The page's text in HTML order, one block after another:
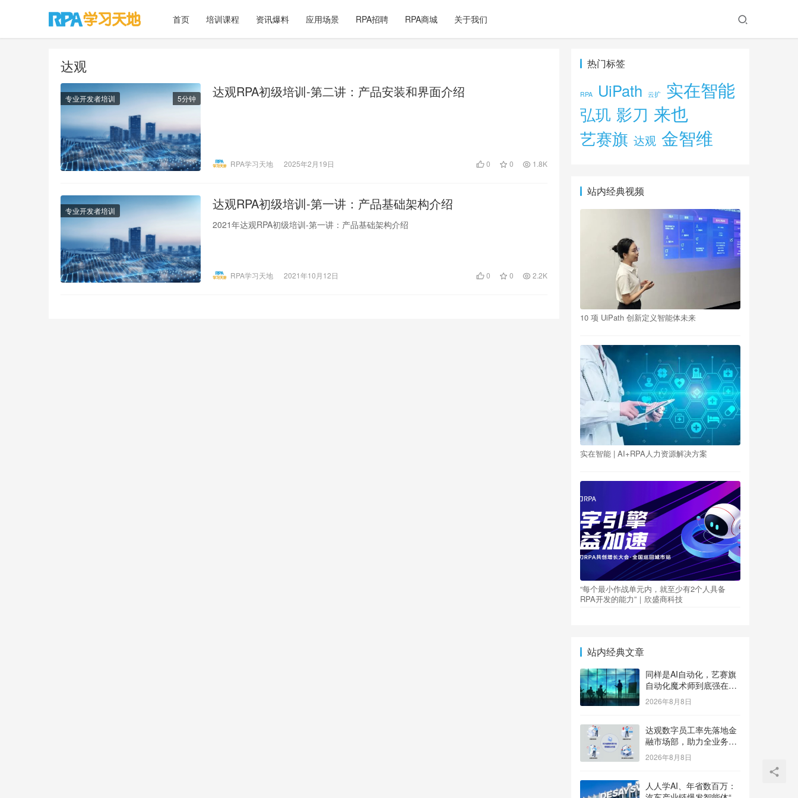
首页 培训课程 资讯爆料 应用场景 RPA招聘 RPA商城 关于我们
达观
专业开发者培训 5分钟 达观RPA初级培训-第二讲：产品安装和界面介绍
RPA学习天地 2025年2月19日 0 0 1.8K
专业开发者培训 达观RPA初级培训-第一讲：产品基础架构介绍
2021年达观RPA初级培训-第一讲：产品基础架构介绍
RPA学习天地 2021年10月12日 0 0 2.2K
热门标签
RPA UiPath 云扩 实在智能
弘玑 影刀 来也
艺赛旗 达观 金智维
站内经典视频
10 项 UiPath 创新定义智能体未来
实在智能 | AI+RPA人力资源解决方案
“每个最小作战单元内，就至少有2个人具备
RPA开发的能力”｜欣盛商科技
站内经典文章
同样是AI自动化，艺赛旗
自动化魔术师到底强在
哪？
2026年8月8日
达观数字员工率先落地金
融市场部，助力全业务场
景高效精准更安全
2026年8月8日
人人学AI、年省数百万：